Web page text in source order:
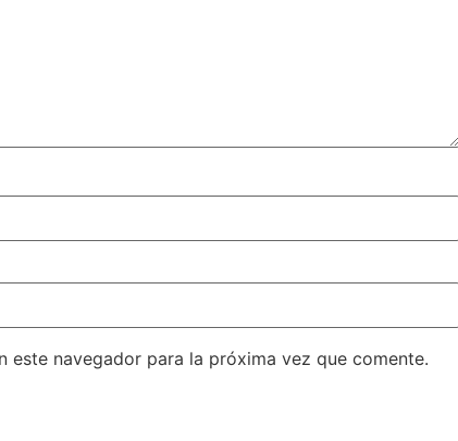
navegador para la próxima vez que comente.